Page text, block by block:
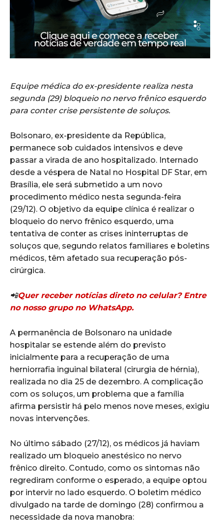
Equipe médica do ex-presidente realiza nesta
segunda (29) bloqueio no nervo frênico esquerdo
para conter crise persistente de soluços.
Bolsonaro, ex-presidente da República,
permanece sob cuidados intensivos e deve
passar a virada de ano hospitalizado. Internado
desde a véspera de Natal no Hospital DF Star, em
Brasília, ele será submetido a um novo
procedimento médico nesta segunda-feira
(29/12). O objetivo da equipe clínica é realizar o
bloqueio do nervo frênico esquerdo, uma
tentativa de conter as crises ininterruptas de
soluços que, segundo relatos familiares e boletins
médicos, têm afetado sua recuperação pós-
cirúrgica.
📲Quer receber notícias direto no celular? Entre
no nosso grupo no WhatsApp.
A permanência de Bolsonaro na unidade
hospitalar se estende além do previsto
inicialmente para a recuperação de uma
herniorrafia inguinal bilateral (cirurgia de hérnia),
realizada no dia 25 de dezembro. A complicação
com os soluços, um problema que a família
afirma persistir há pelo menos nove meses, exigiu
novas intervenções.
No último sábado (27/12), os médicos já haviam
realizado um bloqueio anestésico no nervo
frênico direito. Contudo, como os sintomas não
regrediram conforme o esperado, a equipe optou
por intervir no lado esquerdo. O boletim médico
divulgado na tarde de domingo (28) confirmou a
necessidade da nova manobra: